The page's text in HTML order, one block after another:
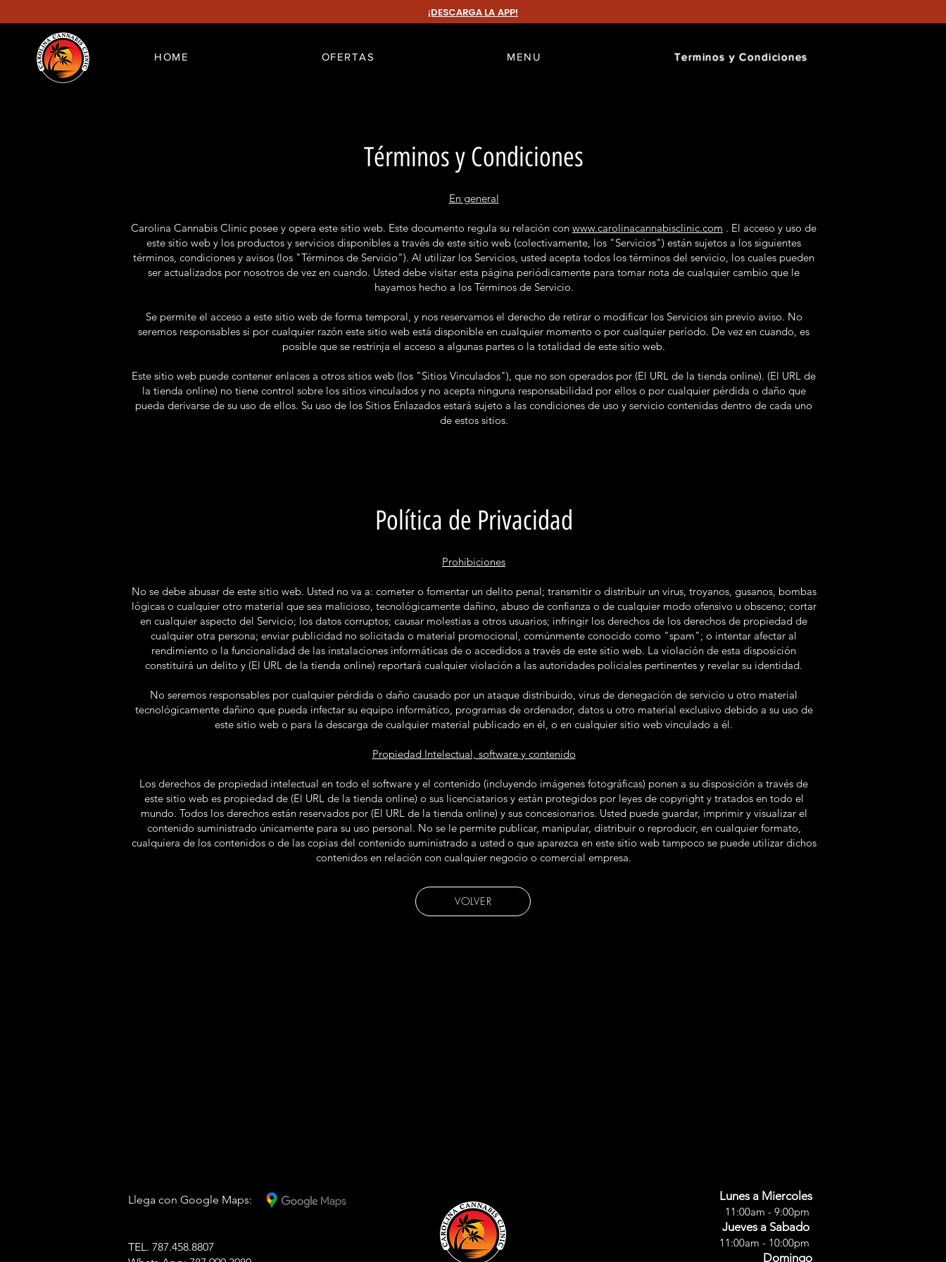
¡DESCARGA LA APP!
HOME OFERTAS MENU Terminos y Condiciones
Términos y Condiciones
En general
Carolina Cannabis Clinic posee y opera este sitio web. Este documento regula su relación con www.carolinacannabisclinic.com . El acceso y uso de
este sitio web y los productos y servicios disponibles a través de este sitio web (colectivamente, los "Servicios") están sujetos a los siguientes
términos, condiciones y avisos (los "Términos de Servicio"). Al utilizar los Servicios, usted acepta todos los términos del servicio, los cuales pueden
ser actualizados por nosotros de vez en cuando. Usted debe visitar esta página periódicamente para tomar nota de cualquier cambio que le
hayamos hecho a los Términos de Servicio.
Se permite el acceso a este sitio web de forma temporal, y nos reservamos el derecho de retirar o modificar los Servicios sin previo aviso. No
seremos responsables si por cualquier razón este sitio web está disponible en cualquier momento o por cualquier período. De vez en cuando, es
posible que se restrinja el acceso a algunas partes o la totalidad de este sitio web.
Este sitio web puede contener enlaces a otros sitios web (los "Sitios Vinculados"), que no son operados por (El URL de la tienda online). (El URL de
la tienda online) no tiene control sobre los sitios vinculados y no acepta ninguna responsabilidad por ellos o por cualquier pérdida o daño que
pueda derivarse de su uso de ellos. Su uso de los Sitios Enlazados estará sujeto a las condiciones de uso y servicio contenidas dentro de cada uno
de estos sitios.
Política de Privacidad
Prohibiciones
No se debe abusar de este sitio web. Usted no va a: cometer o fomentar un delito penal; transmitir o distribuir un virus, troyanos, gusanos, bombas
lógicas o cualquier otro material que sea malicioso, tecnológicamente dañino, abuso de confianza o de cualquier modo ofensivo u obsceno; cortar
en cualquier aspecto del Servicio; los datos corruptos; causar molestias a otros usuarios; infringir los derechos de los derechos de propiedad de
cualquier otra persona; enviar publicidad no solicitada o material promocional, comúnmente conocido como "spam"; o intentar afectar al
rendimiento o la funcionalidad de las instalaciones informáticas de o accedidos a través de este sitio web. La violación de esta disposición
constituirá un delito y (El URL de la tienda online) reportará cualquier violación a las autoridades policiales pertinentes y revelar su identidad.
No seremos responsables por cualquier pérdida o daño causado por un ataque distribuido, virus de denegación de servicio u otro material
tecnológicamente dañino que pueda infectar su equipo informático, programas de ordenador, datos u otro material exclusivo debido a su uso de
este sitio web o para la descarga de cualquier material publicado en él, o en cualquier sitio web vinculado a él.
Propiedad Intelectual, software y contenido
Los derechos de propiedad intelectual en todo el software y el contenido (incluyendo imágenes fotográficas) ponen a su disposición a través de
este sitio web es propiedad de (El URL de la tienda online) o sus licenciatarios y están protegidos por leyes de copyright y tratados en todo el
mundo. Todos los derechos están reservados por (El URL de la tienda online) y sus concesionarios. Usted puede guardar, imprimir y visualizar el
contenido suministrado únicamente para su uso personal. No se le permite publicar, manipular, distribuir o reproducir, en cualquier formato,
cualquiera de los contenidos o de las copias del contenido suministrado a usted o que aparezca en este sitio web tampoco se puede utilizar dichos
contenidos en relación con cualquier negocio o comercial empresa.
VOLVER
Llega con Google Maps:
TEL. 787.458.8807
Lunes a Miercoles
11:00am - 9:00pm
Jueves a Sabado
11:00am - 10:00pm
Domingo